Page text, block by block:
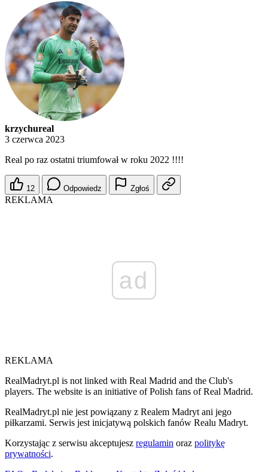
krzychureal
3 czerwca 2023
Real po raz ostatni triumfował w roku 2022 !!!!
12 Odpowiedz Zgłoś
REKLAMA
ad
REKLAMA
RealMadryt.pl is not linked with Real Madrid and the Club's
players. The website is an initiative of Polish fans of Real Madrid.
RealMadryt.pl nie jest powiązany z Realem Madryt ani jego
piłkarzami. Serwis jest inicjatywą polskich fanów Realu Madryt.
Korzystając z serwisu akceptujesz regulamin oraz politykę
prywatności.